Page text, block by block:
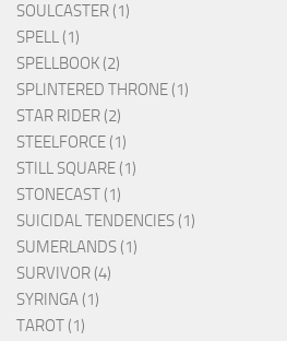
SOULCASTER (1)
SPELL (1)
SPELLBOOK (2)
SPLINTERED THRONE (1)
STAR RIDER (2)
STEELFORCE (1)
STILL SQUARE (1)
STONECAST (1)
SUICIDAL TENDENCIES (1)
SUMERLANDS (1)
SURVIVOR (4)
SYRINGA (1)
TAROT (1)